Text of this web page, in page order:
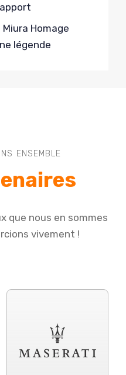
Homage
légende
ENSEMBLE
que nous en sommes
vivement !